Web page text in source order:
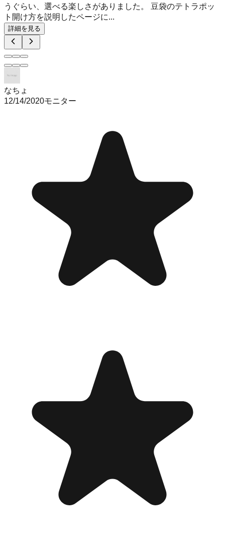
うぐらい、選べる楽しさがありました。 豆袋のテトラポッ
ト開け方を説明したページに...
詳細を見る
なちょ
12/14/2020モニター